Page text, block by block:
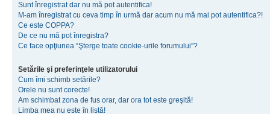
Sunt înregistrat dar nu mă pot autentifica!
M-am înregistrat cu ceva timp în urmă dar acum nu mă mai pot autentifica?!
Ce este COPPA?
De ce nu mă pot înregistra?
Ce face opţiunea “Şterge toate cookie-urile forumului”?
Setările şi preferinţele utilizatorului
Cum îmi schimb setările?
Orele nu sunt corecte!
Am schimbat zona de fus orar, dar ora tot este greşită!
Limba mea nu este în listă!